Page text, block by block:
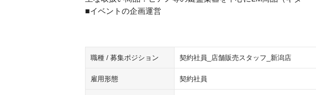
■イベントの企画運営
職種 / 募集ポジション 契約社員_店舗販売スタッフ_新潟店
雇用形態 契約社員